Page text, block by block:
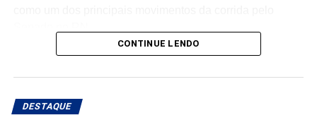
CONTINUE LENDO
DESTAQUE